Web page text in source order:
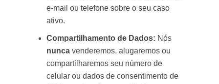
e-mail ou telefone sobre o seu caso
ativo.
Compartilhamento de Dados: Nós
nuncavenderemos, alugaremos ou
compartilharemos seu número de
celular ou dados de consentimento de